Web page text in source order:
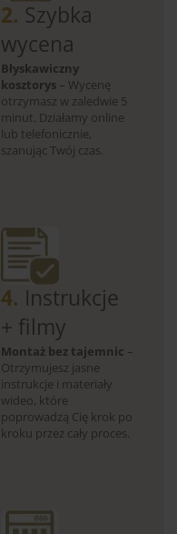
2. Szybka
wycena
Błyskawiczny
kosztorys – Wycenę
otrzymasz w zaledwie 5
minut. Działamy online
lub telefonicznie,
szanując Twój czas.
4. Instrukcje
+ filmy
Montaż bez tajemnic –
Otrzymujesz jasne
instrukcje i materiały
wideo, które
poprowadzą Cię krok po
kroku przez cały proces.